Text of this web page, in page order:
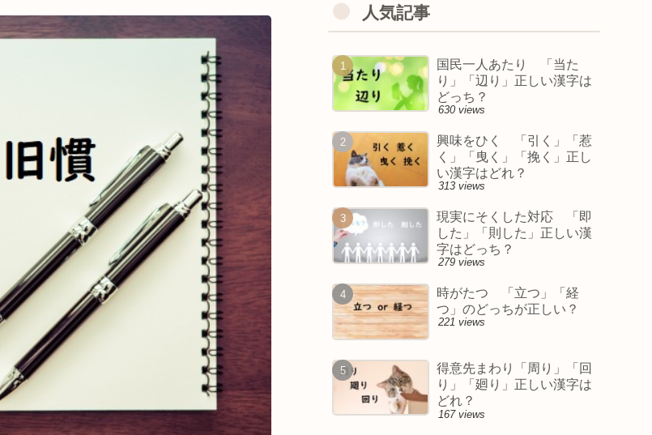
人気記事
国民一人あたり 「当た
り」「辺り」正しい漢字は
どっち？
630 views
興味をひく 「引く」「惹
く」「曳く」「挽く」正し
い漢字はどれ？
313 views
現実にそくした対応 「即
した」「則した」正しい漢
字はどっち？
279 views
時がたつ 「立つ」「経
つ」のどっちが正しい？
221 views
得意先まわり「周り」「回
り」「廻り」正しい漢字は
どれ？
167 views